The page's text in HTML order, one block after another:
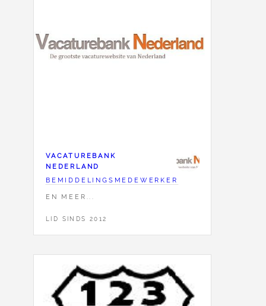
VACATUREBANK
NEDERLAND
BEMIDDELINGSMEDEWERKER
EN MEER...
LID SINDS 2012